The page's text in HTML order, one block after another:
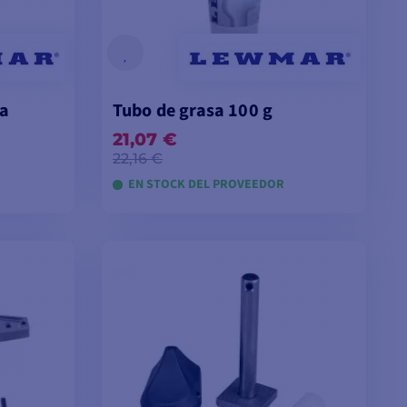
Tubo de grasa 100 g
21,07 €
22,16 €
EN STOCK DEL PROVEEDOR